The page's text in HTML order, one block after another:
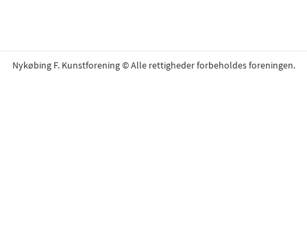
Nykøbing F. Kunstforening © Alle rettigheder forbeholdes foreningen.